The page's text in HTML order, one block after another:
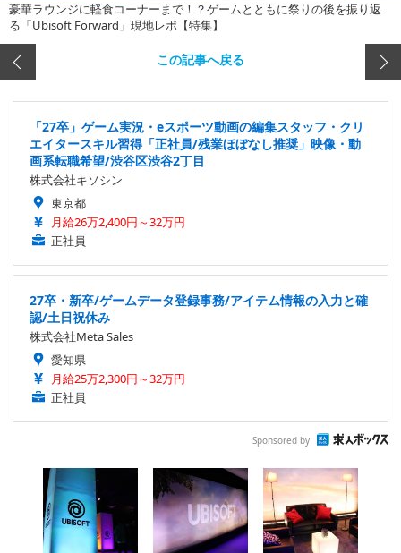
豪華ラウンジに軽食コーナーまで！？ゲームとともに祭りの後を振り返
る「Ubisoft Forward」現地レポ【特集】
この記事へ戻る
「27卒」ゲーム実況・eスポーツ動画の編集スタッフ・クリ
エイタースキル習得「正社員/残業ほぼなし推奨」映像・動
画系転職希望/渋谷区渋谷2丁目
株式会社キソシン
東京都
月給26万2,400円～32万円
正社員
27卒・新卒/ゲームデータ登録事務/アイテム情報の入力と確
認/土日祝休み
株式会社Meta Sales
愛知県
月給25万2,300円～32万円
正社員
Sponsored by